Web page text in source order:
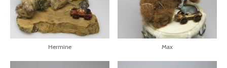
Hermine Max